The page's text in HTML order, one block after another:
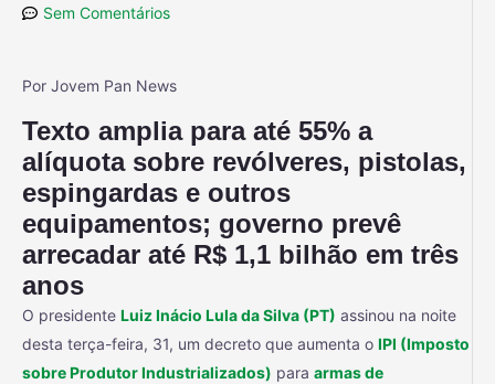
Sem Comentários
Por Jovem Pan News
Texto amplia para até 55% a
alíquota sobre revólveres, pistolas,
espingardas e outros
equipamentos; governo prevê
arrecadar até R$ 1,1 bilhão em três
anos
O presidente Luiz Inácio Lula da Silva (PT) assinou na noite
desta terça-feira, 31, um decreto que aumenta o IPI (Imposto
sobre Produtor Industrializados) para armas de